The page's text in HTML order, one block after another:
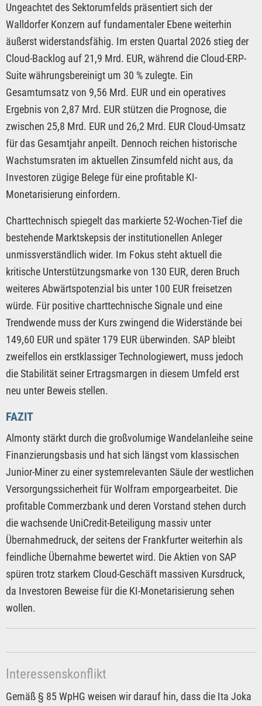
Ungeachtet des Sektorumfelds präsentiert sich der
Walldorfer Konzern auf fundamentaler Ebene weiterhin
äußerst widerstandsfähig. Im ersten Quartal 2026 stieg der
Cloud-Backlog auf 21,9 Mrd. EUR, während die Cloud-ERP-
Suite währungsbereinigt um 30 % zulegte. Ein
Gesamtumsatz von 9,56 Mrd. EUR und ein operatives
Ergebnis von 2,87 Mrd. EUR stützen die Prognose, die
zwischen 25,8 Mrd. EUR und 26,2 Mrd. EUR Cloud-Umsatz
für das Gesamtjahr anpeilt. Dennoch reichen historische
Wachstumsraten im aktuellen Zinsumfeld nicht aus, da
Investoren zügige Belege für eine profitable KI-
Monetarisierung einfordern.
Charttechnisch spiegelt das markierte 52-Wochen-Tief die
bestehende Marktskepsis der institutionellen Anleger
unmissverständlich wider. Im Fokus steht aktuell die
kritische Unterstützungsmarke von 130 EUR, deren Bruch
weiteres Abwärtspotenzial bis unter 100 EUR freisetzen
würde. Für positive charttechnische Signale und eine
Trendwende muss der Kurs zwingend die Widerstände bei
149,60 EUR und später 179 EUR überwinden. SAP bleibt
zweifellos ein erstklassiger Technologiewert, muss jedoch
die Stabilität seiner Ertragsmargen in diesem Umfeld erst
neu unter Beweis stellen.
FAZIT
Almonty stärkt durch die großvolumige Wandelanleihe seine
Finanzierungsbasis und hat sich längst vom klassischen
Junior-Miner zu einer systemrelevanten Säule der westlichen
Versorgungssicherheit für Wolfram emporgearbeitet. Die
profitable Commerzbank und deren Vorstand stehen durch
die wachsende UniCredit-Beteiligung massiv unter
Übernahmedruck, der seitens der Frankfurter weiterhin als
feindliche Übernahme bewertet wird. Die Aktien von SAP
spüren trotz starkem Cloud-Geschäft massiven Kursdruck,
da Investoren Beweise für die KI-Monetarisierung sehen
wollen.
Interessenskonflikt
Gemäß § 85 WpHG weisen wir darauf hin, dass die Ita Joka